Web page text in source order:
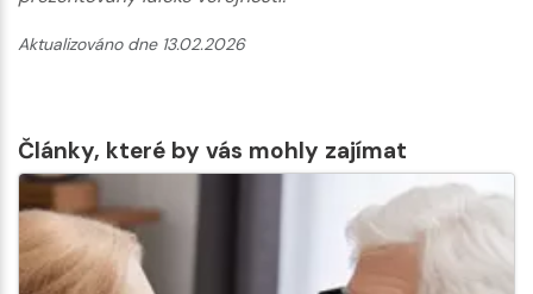
Aktualizováno dne 13.02.2026
Články, které by vás mohly zajímat